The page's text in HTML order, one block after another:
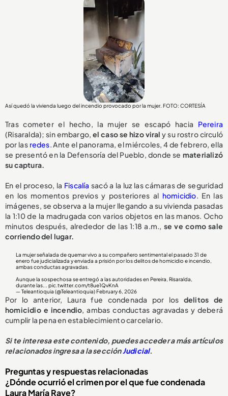
Así quedó la vivienda luego del incendio provocado por la mujer. FOTO: CORTESÍA
Tras cometer el hecho, la mujer se escapó hacia Pereira
(Risaralda); sin embargo, el caso se hizo viral y su rostro circuló
por las redes. Ante el panorama, el miércoles, 4 de febrero, ella
se presentó en la Defensoría del Pueblo, donde se materializó
su captura.
En el proceso, la Fiscalía sacó a la luz las cámaras de seguridad
en los momentos previos y posteriores al homicidio. En las
imágenes, se observa a la mujer llegando a su vivienda pasadas
la 1:10 de la madrugada con varios objetos en las manos. Ocho
minutos después, alrededor de las 1:18 a.m., se ve como sale
corriendo del lugar.
La mujer señalada de quemar vivo a su compañero sentimental el pasado 31 de
enero fue judicializada y enviada a prisión por los delitos de homicidio e incendio,
ambas conductas agravadas.
Aunque la sospechosa se entregó a las autoridades en Pereira, Risaralda,
durante las...pic.twitter.com/t8ue1QvKnA
— Teleantioquia (@Teleantioquia)February 6, 2026
Por lo anterior, Laura fue condenada por los delitos de
homicidio e incendio, ambas conductas agravadas y deberá
cumplir la pena en establecimiento carcelario.
Si te interesa este contenido, puedes acceder a más artículos
relacionados ingresa a la secciónJudicial.
Preguntas y respuestas relacionadas
¿Dónde ocurrió el crimen por el que fue condenada
Laura María Rave?